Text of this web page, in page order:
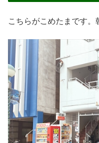
こちらがこめたまです。